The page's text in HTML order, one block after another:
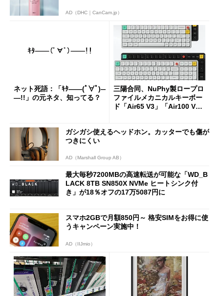
AD（DHC｜CanCam.jp）
ネット死語：「ｷﾀ――(ﾟ∀ﾟ)―
―!!」の元ネタ、知ってる？
三陽合同、NuPhy製ロープロ
ファイルメカニカルキーボー
ド「Air65 V3」「Air100 V
ガシガシ使えるヘッドホン。カッターでも傷が
つきにくい
AD（Marshall Group AB）
最大毎秒7200MBの高速転送が可能な「WD_B
LACK 8TB SN850X NVMe ヒートシンク付
き」が18％オフの17万5087円に
スマホ2GBで月額850円～ 格安SIMをお得に使
うキャンペーン実施中！
AD（IIJmio）